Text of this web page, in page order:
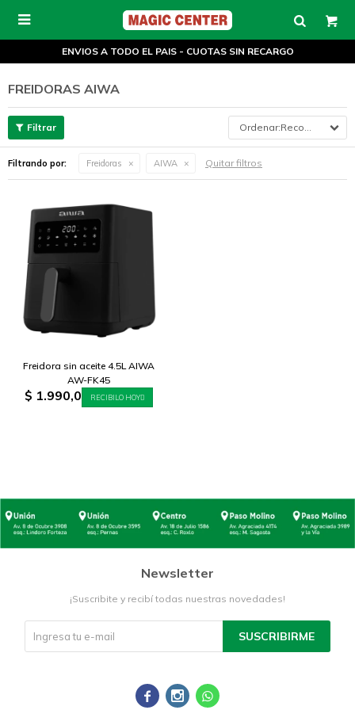

ENVIOS A TODO EL PAIS - CUOTAS SIN RECARGO
FREIDORAS AIWA
Recomendados
Filtrando por: Freidoras AIWA Quitar filtros
Freidora sin aceite 4.5L AIWA
AW-FK45
$ 1.990,0 RECIBILO HOY
Newsletter
¡Suscribite y recibí todas nuestras novedades!
SUSCRIBIRME
  